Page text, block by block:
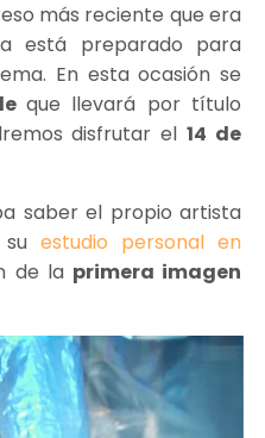
más reciente que era
está preparado para
En esta ocasión se
que llevará por título
disfrutar el14 de
saber el propio artista
estudio personal en
de la primera imagen